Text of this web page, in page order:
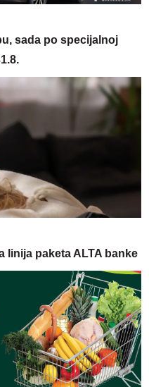
sada po specijalnoj
linija paketa ALTA banke